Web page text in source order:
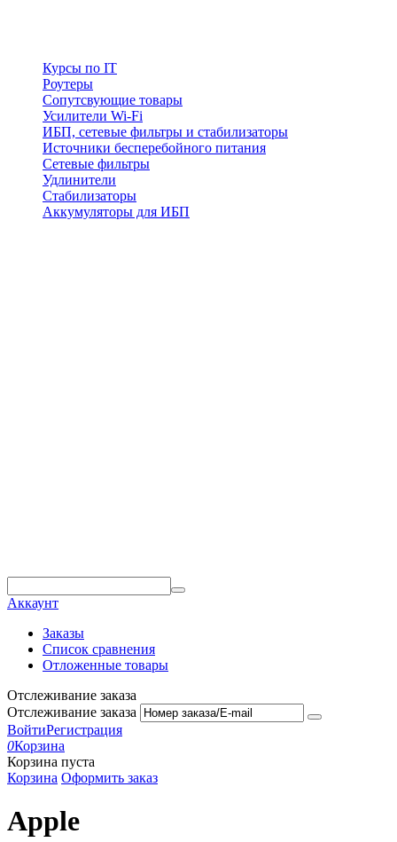
Курсы по IT
Роутеры
Сопутсвующие товары
Усилители Wi-Fi
ИБП, сетевые фильтры и стабилизаторы
Источники бесперебойного питания
Сетевые фильтры
Удлинители
Стабилизаторы
Аккумуляторы для ИБП
Аккаунт
Заказы
Список сравнения
Отложенные товары
Отслеживание заказа
Отслеживание заказа
ВойтиРегистрация
0Корзина
Корзина пуста
Корзина Оформить заказ
Apple